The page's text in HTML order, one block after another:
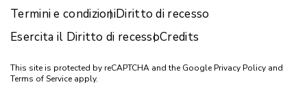
Termini e condizioniDiritto di recesso
Esercita il Diritto di recessoCredits
This site is protected by reCAPTCHA and the Google Privacy Policy and
Terms of Service apply.